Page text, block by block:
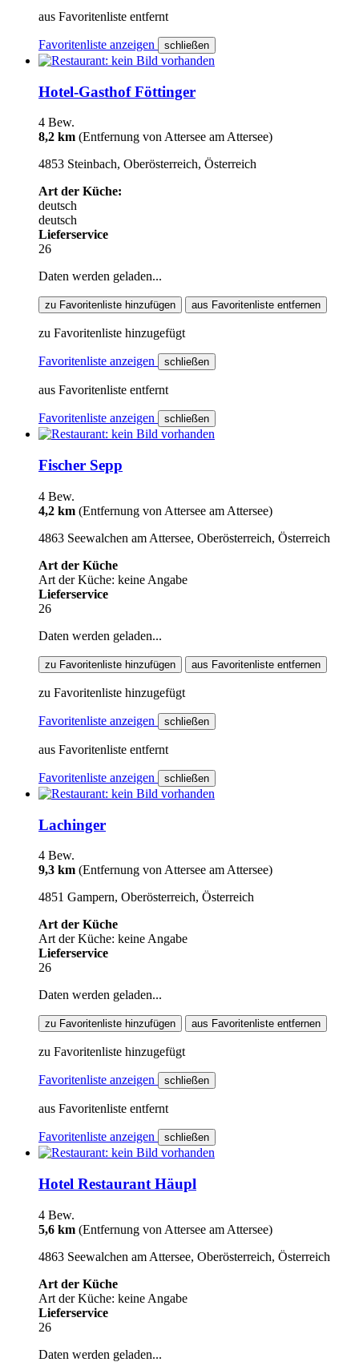
aus Favoritenliste entfernt
Favoritenliste anzeigen schließen
Hotel-Gasthof Föttinger
4 Bew.
8,2 km (Entfernung von Attersee am Attersee)
4853 Steinbach, Oberösterreich, Österreich
Art der Küche:
deutsch
deutsch
Lieferservice
26
Daten werden geladen...
zu Favoritenliste hinzufügen aus Favoritenliste entfernen
zu Favoritenliste hinzugefügt
Favoritenliste anzeigen schließen
aus Favoritenliste entfernt
Favoritenliste anzeigen schließen
Fischer Sepp
4 Bew.
4,2 km (Entfernung von Attersee am Attersee)
4863 Seewalchen am Attersee, Oberösterreich, Österreich
Art der Küche
Art der Küche: keine Angabe
Lieferservice
26
Daten werden geladen...
zu Favoritenliste hinzufügen aus Favoritenliste entfernen
zu Favoritenliste hinzugefügt
Favoritenliste anzeigen schließen
aus Favoritenliste entfernt
Favoritenliste anzeigen schließen
Lachinger
4 Bew.
9,3 km (Entfernung von Attersee am Attersee)
4851 Gampern, Oberösterreich, Österreich
Art der Küche
Art der Küche: keine Angabe
Lieferservice
26
Daten werden geladen...
zu Favoritenliste hinzufügen aus Favoritenliste entfernen
zu Favoritenliste hinzugefügt
Favoritenliste anzeigen schließen
aus Favoritenliste entfernt
Favoritenliste anzeigen schließen
Hotel Restaurant Häupl
4 Bew.
5,6 km (Entfernung von Attersee am Attersee)
4863 Seewalchen am Attersee, Oberösterreich, Österreich
Art der Küche
Art der Küche: keine Angabe
Lieferservice
26
Daten werden geladen...